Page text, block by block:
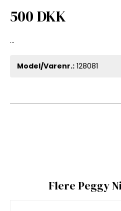
500 DKK
...
Model/Varenr.: 128081
Flere Peggy